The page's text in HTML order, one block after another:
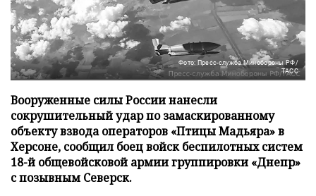
Фото: Пресс-служба Минобороны РФ/
ТАСС
Вооруженные силы России нанесли
сокрушительный удар по замаскированному
объекту взвода операторов «Птицы Мадьяра» в
Херсоне, сообщил боец войск беспилотных систем
18-й общевойсковой армии группировки «Днепр»
с позывным Северск.